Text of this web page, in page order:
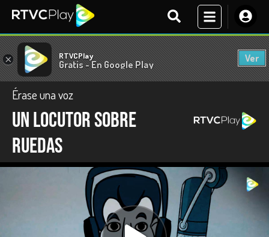
× RTVCPlay
Gratis - En Google Play
Ver
Érase una voz
Un locutor sobre
ruedas